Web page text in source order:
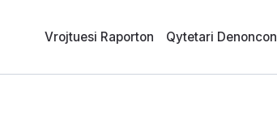
Vrojtuesi Raporton Qytetari Denoncon